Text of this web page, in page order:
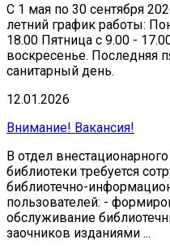
С 1 мая по 30 сентября
летний график работы:
18.00 Пятница с 9.00 -
воскресенье. Последняя
санитарный день.
12.01.2026
Внимание! Вакансия!
В отдел
библиотеки требуется
библиотечно-
пользователей: -
обслуживание
заочников изданиями ...